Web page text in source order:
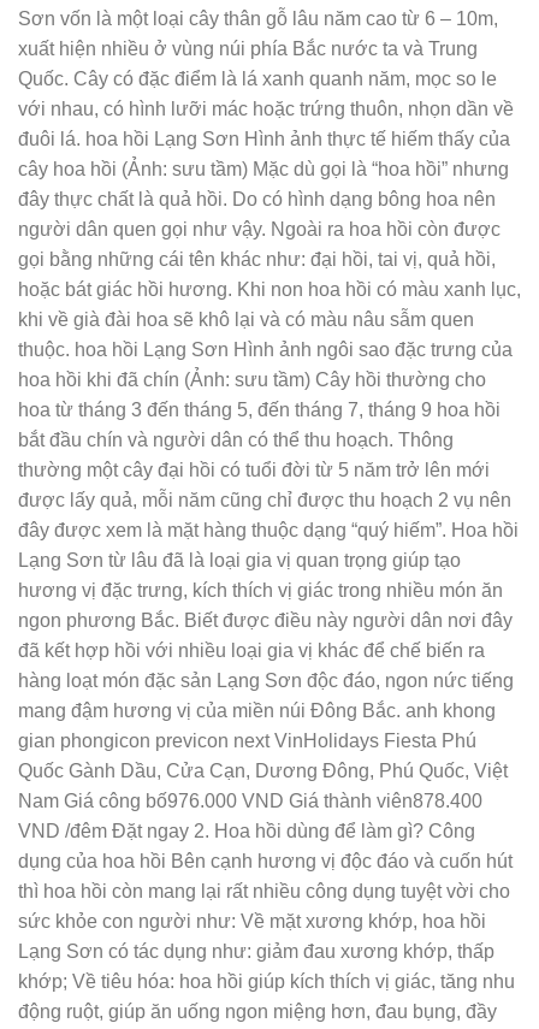
Sơn vốn là một loại cây thân gỗ lâu năm cao từ 6 – 10m,
xuất hiện nhiều ở vùng núi phía Bắc nước ta và Trung
Quốc. Cây có đặc điểm là lá xanh quanh năm, mọc so le
với nhau, có hình lưỡi mác hoặc trứng thuôn, nhọn dần về
đuôi lá. hoa hồi Lạng Sơn Hình ảnh thực tế hiếm thấy của
cây hoa hồi (Ảnh: sưu tầm) Mặc dù gọi là “hoa hồi” nhưng
đây thực chất là quả hồi. Do có hình dạng bông hoa nên
người dân quen gọi như vậy. Ngoài ra hoa hồi còn được
gọi bằng những cái tên khác như: đại hồi, tai vị, quả hồi,
hoặc bát giác hồi hương. Khi non hoa hồi có màu xanh lục,
khi về già đài hoa sẽ khô lại và có màu nâu sẫm quen
thuộc. hoa hồi Lạng Sơn Hình ảnh ngôi sao đặc trưng của
hoa hồi khi đã chín (Ảnh: sưu tầm) Cây hồi thường cho
hoa từ tháng 3 đến tháng 5, đến tháng 7, tháng 9 hoa hồi
bắt đầu chín và người dân có thể thu hoạch. Thông
thường một cây đại hồi có tuổi đời từ 5 năm trở lên mới
được lấy quả, mỗi năm cũng chỉ được thu hoạch 2 vụ nên
đây được xem là mặt hàng thuộc dạng “quý hiếm”. Hoa hồi
Lạng Sơn từ lâu đã là loại gia vị quan trọng giúp tạo
hương vị đặc trưng, kích thích vị giác trong nhiều món ăn
ngon phương Bắc. Biết được điều này người dân nơi đây
đã kết hợp hồi với nhiều loại gia vị khác để chế biến ra
hàng loạt món đặc sản Lạng Sơn độc đáo, ngon nức tiếng
mang đậm hương vị của miền núi Đông Bắc. anh khong
gian phongicon previcon next VinHolidays Fiesta Phú
Quốc Gành Dầu, Cửa Cạn, Dương Đông, Phú Quốc, Việt
Nam Giá công bố976.000 VND Giá thành viên878.400
VND /đêm Đặt ngay 2. Hoa hồi dùng để làm gì? Công
dụng của hoa hồi Bên cạnh hương vị độc đáo và cuốn hút
thì hoa hồi còn mang lại rất nhiều công dụng tuyệt vời cho
sức khỏe con người như: Về mặt xương khớp, hoa hồi
Lạng Sơn có tác dụng như: giảm đau xương khớp, thấp
khớp; Về tiêu hóa: hoa hồi giúp kích thích vị giác, tăng nhu
động ruột, giúp ăn uống ngon miệng hơn, đau bụng, đầy